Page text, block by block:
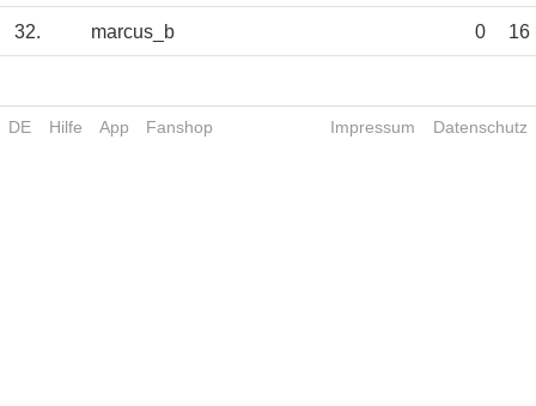
32. marcus_b 0 16
DE Hilfe App Fanshop Impressum Datenschutz